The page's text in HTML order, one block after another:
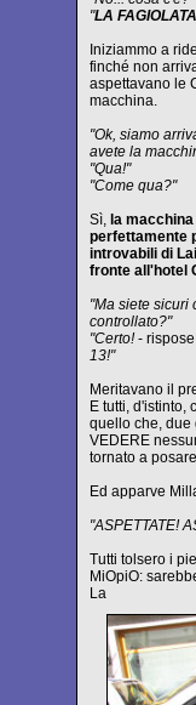
"LA
Iniziammo a
finché non
aspettavano le
macchina.
"Ok, siamo
avete la
"Qua!"
"Come qua?"
Sì, la
perfettamente
introvabili di
fronte all'hotel
"Ma siete sicuri
controllato?"
"Certo!-
13!"
Meritavano il
E tutti, d'istinto,
quello che, due
VEDERE
tornato a
Ed apparve
"ASPETTATE!
Tutti tolsero i
MiOpiO:
La